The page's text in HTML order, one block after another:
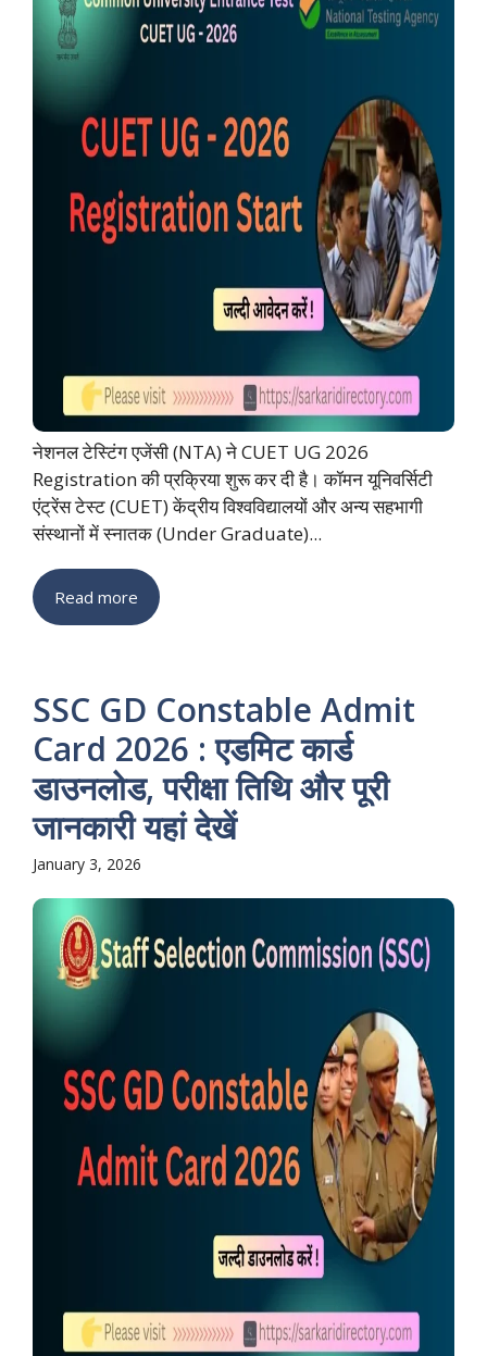
नेशनल टेस्टिंग एजेंसी (NTA) ने CUET UG 2026
Registration की प्रक्रिया शुरू कर दी है। कॉमन यूनिवर्सिटी
एंट्रेंस टेस्ट (CUET) केंद्रीय विश्वविद्यालयों और अन्य सहभागी
संस्थानों में स्नातक (Under Graduate)...
Read more
SSC GD Constable Admit
Card 2026 : एडमिट कार्ड
डाउनलोड, परीक्षा तिथि और पूरी
जानकारी यहां देखें
January 3, 2026